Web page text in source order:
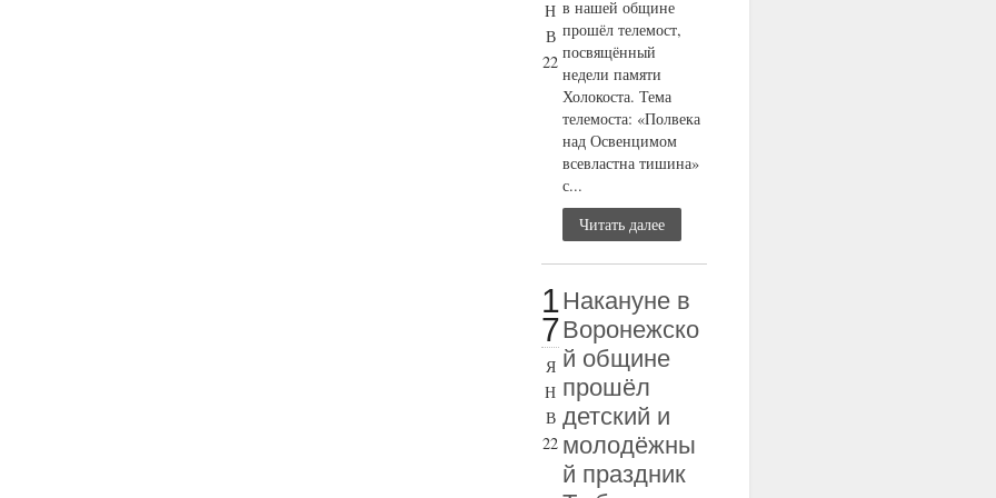
Н
В
22
в нашей общине
прошёл телемост,
посвящённый
недели памяти
Холокоста. Тема
телемоста: «Полвека
над Освенцимом
всевластна тишина»
с...
Читать далее
1
7
Я
Н
В
22
Накануне в
Воронежско
й общине
прошёл
детский и
молодёжны
й праздник